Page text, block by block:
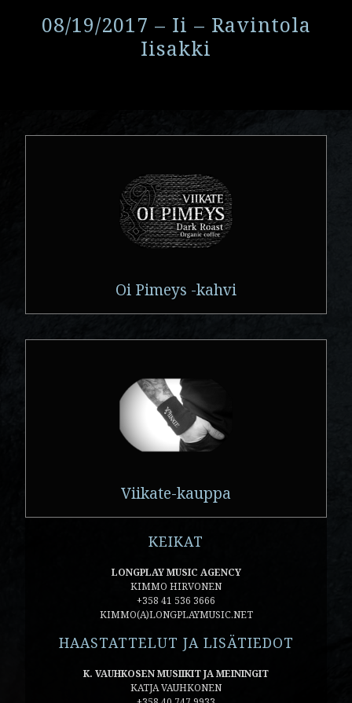
08/19/2017 – Ii – Ravintola
Iisakki
Oi Pimeys -kahvi
Viikate-kauppa
KEIKAT
LONGPLAY MUSIC AGENCY
KIMMO HIRVONEN
+358 41 536 3666
KIMMO(A)LONGPLAYMUSIC.NET
HAASTATTELUT JA LISÄTIEDOT
K. VAUHKOSEN MUSIIKIT JA MEININGIT
KATJA VAUHKONEN